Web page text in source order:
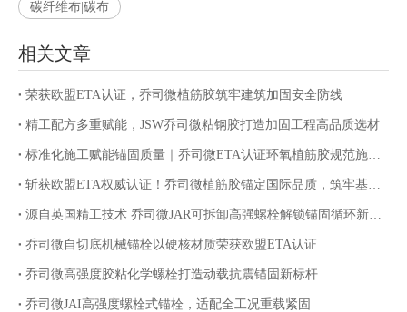
碳纤维布|碳布
相关文章
荣获欧盟ETA认证，乔司微植筋胶筑牢建筑加固安全防线
精工配方多重赋能，JSW乔司微粘钢胶打造加固工程高品质选材
乔司微自切底机械锚栓以硬核材质荣获欧盟ETA认证
乔司微高强度胶粘化学螺栓打造动载抗震锚固新标杆
乔司微JAI高强度螺栓式锚栓，适配全工况重载紧固